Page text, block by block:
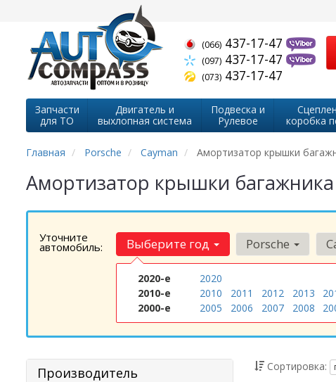
(066) 437-17-47
(097) 437-17-47
(073) 437-17-47
Запчасти
для ТО
Двигатель и
выхлопная система
Подвеска и
Рулевое
коробка
Главная Porsche Cayman Амортизатор крышки
Амортизатор крышки багажника
Уточните
автомобиль: Выберите год
2020-е
2020
2010-е
2010 2011 2012 2013
2000-е
2005 2006 2007 2008
Porsche
Производитель Сортировка: